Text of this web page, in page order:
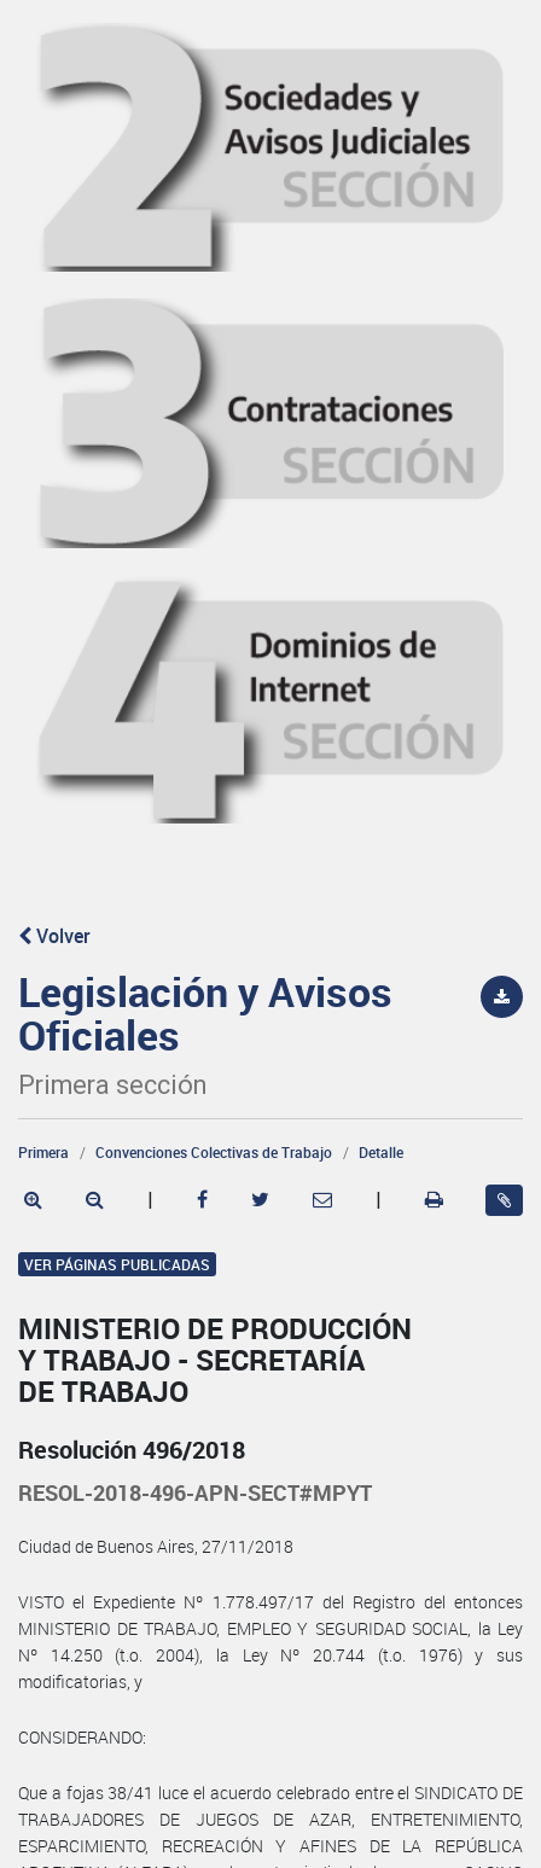
Volver
Legislación y Avisos
Oficiales
Primera sección
Primera Convenciones Colectivas de Trabajo Detalle
| |
VER PÁGINAS PUBLICADAS
MINISTERIO DE PRODUCCIÓN
Y TRABAJO - SECRETARÍA
DE TRABAJO
Resolución 496/2018
RESOL-2018-496-APN-SECT#MPYT
Ciudad de Buenos Aires, 27/11/2018
VISTO el Expediente Nº 1.778.497/17 del Registro del entonces
MINISTERIO DE TRABAJO, EMPLEO Y SEGURIDAD SOCIAL, la Ley
Nº 14.250 (t.o. 2004), la Ley Nº 20.744 (t.o. 1976) y sus
modificatorias, y
CONSIDERANDO:
Que a fojas 38/41 luce el acuerdo celebrado entre el SINDICATO DE
TRABAJADORES DE JUEGOS DE AZAR, ENTRETENIMIENTO,
ESPARCIMIENTO, RECREACIÓN Y AFINES DE LA REPÚBLICA